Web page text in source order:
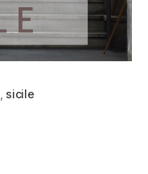
sicile